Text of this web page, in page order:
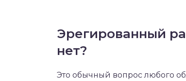
Эрегированный
нет?
Это обычный вопрос любого